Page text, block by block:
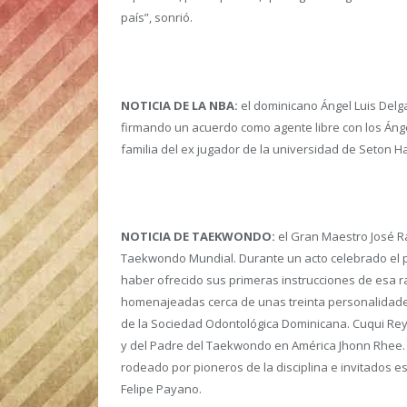
país”, sonrió.
NOTICIA DE LA NBA: el dominicano Ángel Luis
firmando un acuerdo como agente libre con los
familia del ex jugador de la universidad de Seton
NOTICIA DE TAEKWONDO: el Gran Maestro José
Taekwondo Mundial. Durante un acto celebrado
haber ofrecido sus primeras instrucciones de esa
homenajeadas cerca de unas treinta
de la Sociedad Odontológica Dominicana. Cuqui
y del Padre del Taekwondo en América Jhonn
rodeado por pioneros de la disciplina e invitados
Felipe Payano.